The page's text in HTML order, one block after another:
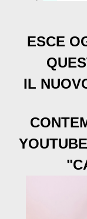
ESCE
IL